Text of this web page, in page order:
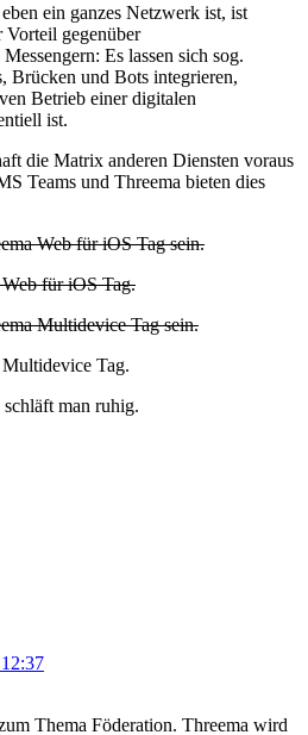
ein ganzes Netzwerk ist, ist
Vorteil gegenüber
Es lassen sich sog.
Brücken und Bots integrieren,
Betrieb einer digitalen
ist.
die Matrix anderen Diensten voraus
Teams und Threema bieten dies
Web für iOS Tag sein.
für iOS Tag.
Multidevice Tag sein.
Multidevice Tag.
man ruhig.
Thema Föderation. Threema wird